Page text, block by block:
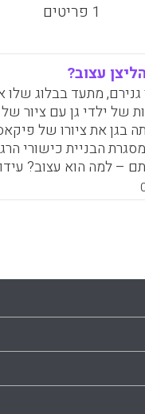
1 פריטים
עצוב?
גנירם, מתעד בבלוג שלו
של ילדי גן עם ציור
בגן את ציורו של
הבניית כישורי
– למה הוא עצוב?
אותי יכולת
מסויים זה נראה